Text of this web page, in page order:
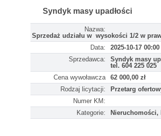
Syndyk masy upadłości
Nazwa:
Sprzedaż udziału w wysokości 1/2 w
Data:
2025-10-17 00:00
Sprzedawca:
Syndyk masy
tel. 604 225 025
Cena wywoławcza
62 000,00 zł
Rodzaj licytacji:
Przetarg
Numer KM:
Kategorie:
Nieruchomości,